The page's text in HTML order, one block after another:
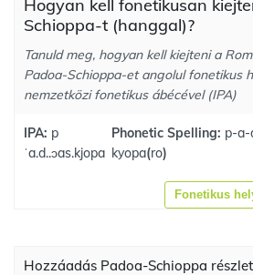
Hogyan kell fonetikusan
Schioppa-t (hanggal)?
Tanuld meg, hogyan kell kiejteni a
Padoa-Schioppa-et angolul fonetikus
nemzetközi fonetikus ábécével (IPA)
IPA: p
ˈa.d..ɔas.kjopa
Phonetic Spelling: p-
kyopa(ro)
Fonetikus
Hozzáadás Padoa-Schioppa